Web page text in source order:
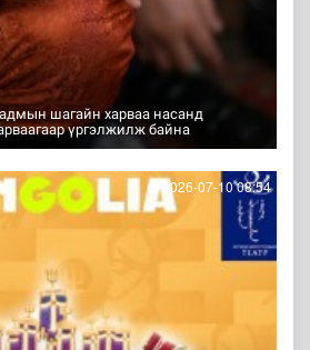
шагайн харваа насанд
үргэлжилж байна
2026-07-10 08:54